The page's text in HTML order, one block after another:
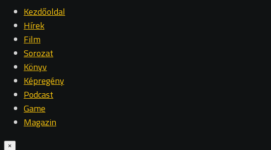
Kezdőoldal
Hírek
Film
Sorozat
Könyv
Képregény
Podcast
Game
Magazin
×